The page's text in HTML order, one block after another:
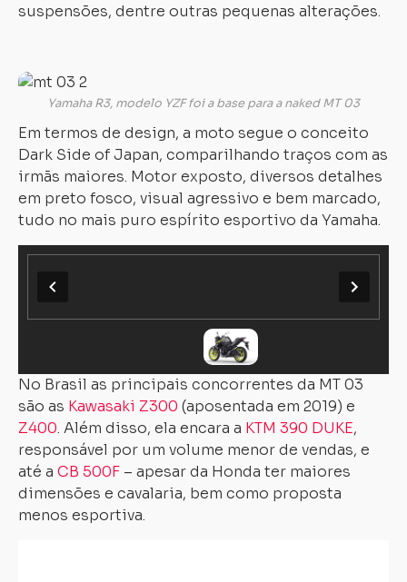
suspensões, dentre outras pequenas alterações.
Yamaha R3, modelo YZF foi a base para a naked MT 03
Em termos de design, a moto segue o conceito
Dark Side of Japan, comparilhando traços com as
irmãs maiores. Motor exposto, diversos detalhes
em preto fosco, visual agressivo e bem marcado,
tudo no mais puro espírito esportivo da Yamaha.
No Brasil as principais concorrentes da MT 03
são as Kawasaki Z300 (aposentada em 2019) e
Z400. Além disso, ela encara a KTM 390 DUKE,
responsável por um volume menor de vendas, e
até a CB 500F – apesar da Honda ter maiores
dimensões e cavalaria, bem como proposta
menos esportiva.